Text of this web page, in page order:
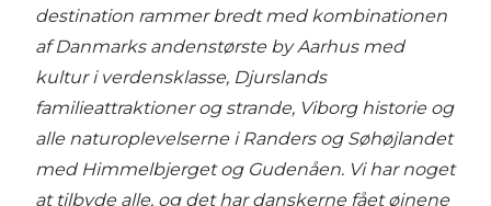
destination rammer bredt med kombinationen
af Danmarks andenstørste by Aarhus med
kultur i verdensklasse, Djurslands
familieattraktioner og strande, Viborg historie og
alle naturoplevelserne i Randers og Søhøjlandet
med Himmelbjerget og Gudenåen. Vi har noget
at tilbyde alle, og det har danskerne fået øjnene